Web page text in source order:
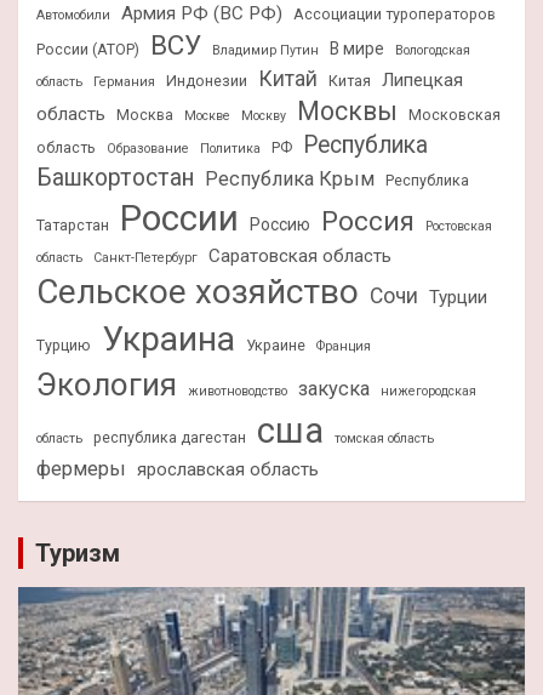
Автомобили Армия РФ (ВС РФ)
Ассоциации туроператоров
России (АТОР)
ВСУ Владимир Путин В мире
Вологодская
область
Германия Индонезии Китай Китая
Липецкая
область
Москва Москве Москву Москвы
Московская
область
Образование Политика РФ
Республика
Башкортостан Республика Крым Республика
Татарстан России Россию Россия
Ростовская
область
Санкт-Петербург Саратовская область
Сельское хозяйство Сочи Турции
Турцию Украина Украине Франция
Экология животноводство закуска нижегородская
область республика дагестан сша томская область
фермеры ярославская область
Туризм